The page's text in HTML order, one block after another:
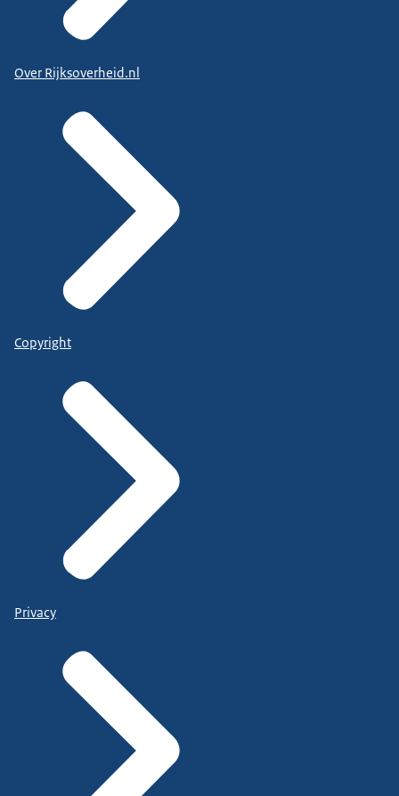
Over Rijksoverheid.nl
Copyright
Privacy